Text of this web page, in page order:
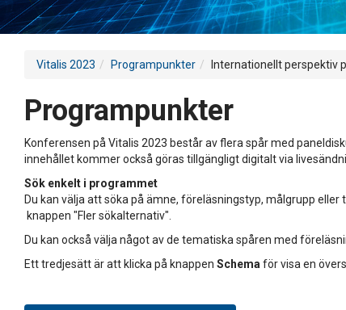
Vitalis 2023 Programpunkter Internationellt perspektiv
Programpunkter
Konferensen på Vitalis 2023 består av flera spår med
innehållet kommer också göras tillgängligt digitalt via
Sök enkelt i programmet
Du kan välja att söka på ämne, föreläsningstyp, målgrupp
knappen "Fler sökalternativ".
Du kan också välja något av de tematiska spåren med
Ett tredjesätt är att klicka på knappen Schema för visa en